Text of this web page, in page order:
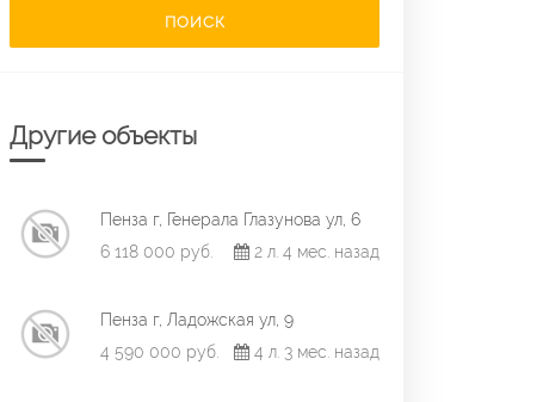
ПОИСК
Другие объекты
Пенза г, Генерала Глазунова ул, 6
6 118 000 руб.
2 л. 4 мес. назад
Пенза г, Ладожская ул, 9
4 590 000 руб.
4 л. 3 мес. назад